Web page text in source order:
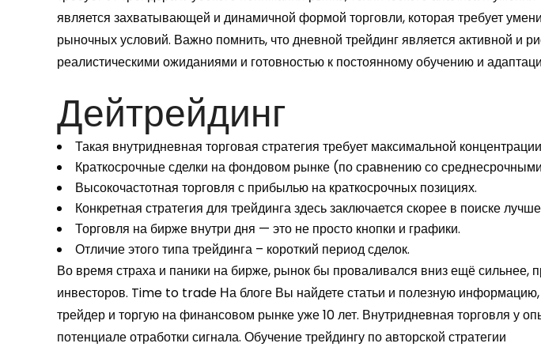
является захватывающей и динамичной формой торговли, которая требует
рыночных условий. Важно помнить, что дневной трейдинг является активной и
реалистическими ожиданиями и готовностью к постоянному обучению и
Дейтрейдинг
Такая внутридневная торговая стратегия требует максимальной
Краткосрочные сделки на фондовом рынке (по сравнению со
Высокочастотная торговля с прибылью на краткосрочных позициях.
Конкретная стратегия для трейдинга здесь заключается скорее в поиске
Торговля на бирже внутри дня — это не просто кнопки и графики.
Отличие этого типа трейдинга – короткий период сделок.
Во время страха и паники на бирже, рынок бы проваливался вниз ещё
инвесторов. Time to trade На блоге Вы найдете статьи и полезную
трейдер и торгую на финансовом рынке уже 10 лет. Внутридневная торговля у
потенциале отработки сигнала. Обучение трейдингу по авторской стратегии